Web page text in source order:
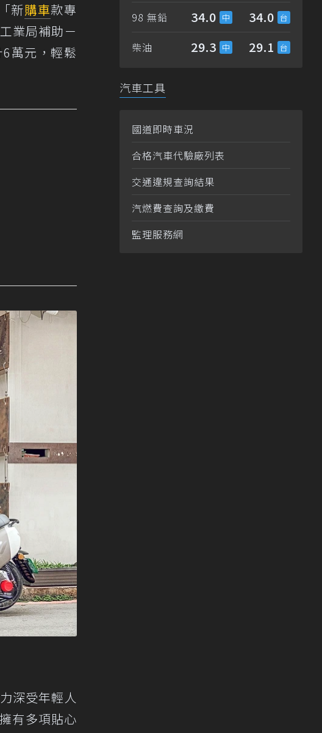
新購車款專
業局補助－
萬元，輕鬆
深受年輕人
有多項貼心
98 無鉛 34.0 34.0
柴油 29.3 29.1
汽車工具
國道即時車況
合格汽車代驗廠列表
交通違規查詢結果
汽燃費查詢及繳費
監理服務網